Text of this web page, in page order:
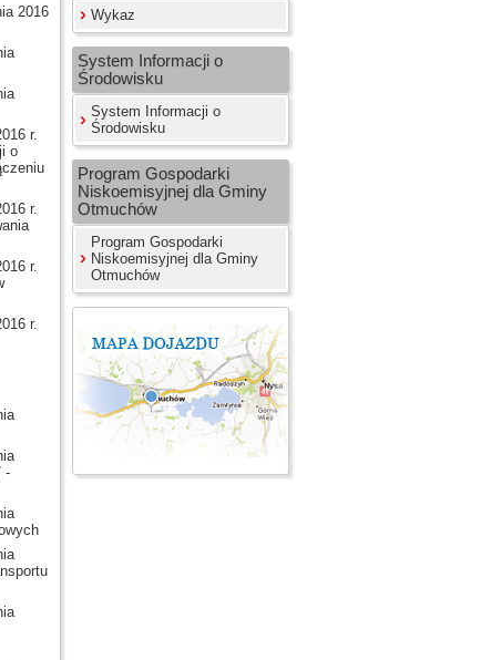
2016
r.
o
r.
r.
r.
-
Wykaz
System Informacji o
Środowisku
System Informacji o
Środowisku
Program Gospodarki
Niskoemisyjnej dla Gminy
Otmuchów
Program Gospodarki
Niskoemisyjnej dla Gminy
Otmuchów